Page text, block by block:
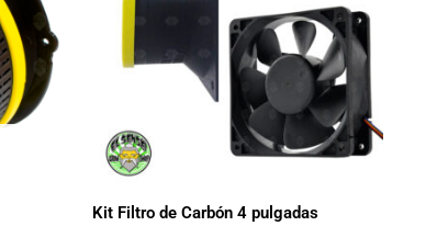
Kit Filtro de Carbón 4 pulgadas